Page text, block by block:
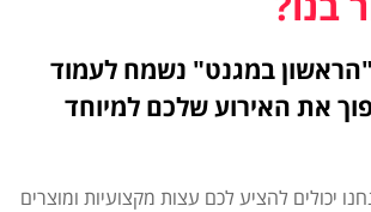
במגנט" נשמח לעמוד
את האירוע שלכם למיוחד
יכולים להציע לכם עצות מקצועיות ומוצרים